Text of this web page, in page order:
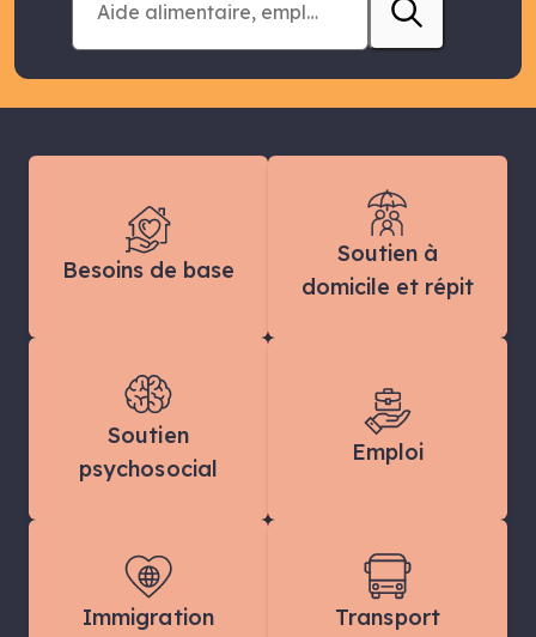
Besoins de base
Soutien à
domicile et répit
Soutien
psychosocial
Emploi
Immigration Transport